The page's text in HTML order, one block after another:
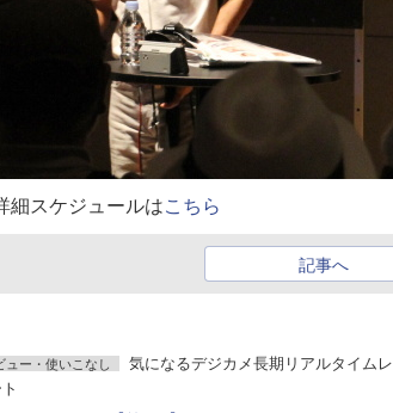
細スケジュールはこちら
記事へ
ュー・使いこなし
気になるデジカメ長期リアルタイムレ